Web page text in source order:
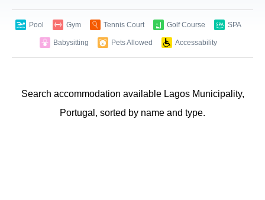
Pool Gym Tennis Court Golf Course SPA
Babysitting Pets Allowed Accessability
Search accommodation available Lagos Municipality,
Portugal, sorted by name and type.